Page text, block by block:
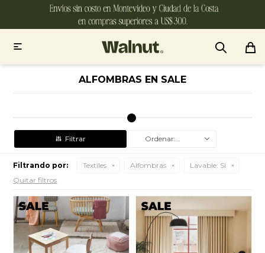

ALFOMBRAS EN SALE
Recomendados
Filtrando por: Textiles Alfombras Lavable: Si
Quitar filtros